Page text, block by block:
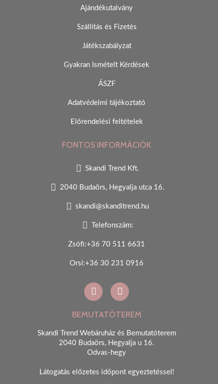
Ajándékutalvány
Szállítás és Fizetés
Játékszabályzat
Gyakran Ismételt Kérdések
ÁSZF
Adatvédelmi tájékoztató
Előrendelési feltételek
FONTOS INFORMÁCIÓK
Skandi Trend Kft.
2040 Budaörs, Hegyalja utca 16.
skandi@skanditrend.hu
Telefonszám:
Zsófi:+36 70 511 6631
Orsi:+36 30 231 0916
BEMUTATÓTEREM
Skandi Trend Webáruház és Bemutatóterem
2040 Budaörs, Hegyalja u 16.
Odvas-hegy
.
Látogatás előzetes időpont egyeztetéssel!
.